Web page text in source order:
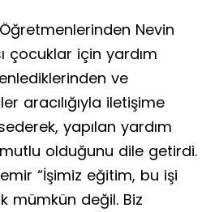
Nevin
çocuklar için yardım
ve
aracılığıyla iletişime
yapılan yardım
olduğunu dile getirdi.
“İşimiz eğitim, bu işi
mümkün değil. Biz